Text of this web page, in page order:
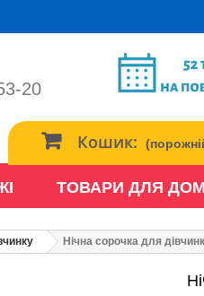
20
Кошик:
ТОВАРИ ДЛЯ
Нічна сорочка для